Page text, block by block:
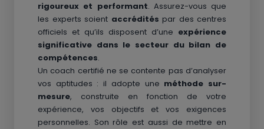
rigoureux et performant. Assurez-vous que
les experts soient accrédités par des centres
officiels et qu’ils disposent d’une expérience
significative dans le secteur du bilan de
compétences.
Un coach certifié ne se contente pas d’analyser
vos aptitudes : il adopte une méthode sur-
mesure, construite en fonction de votre
expérience, vos objectifs et vos exigences
personnelles. Son rôle est aussi de mettre en